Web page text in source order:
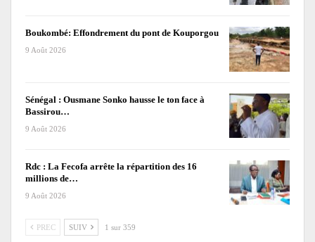
Boukombé: Effondrement du pont de Kouporgou
9 Août 2026
Sénégal : Ousmane Sonko hausse le ton face à
Bassirou…
9 Août 2026
Rdc : La Fecofa arrête la répartition des 16
millions de…
9 Août 2026
PREC SUIV 1 sur 359